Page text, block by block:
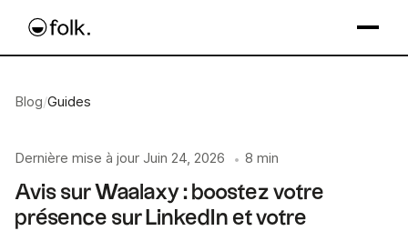
Blog/Guides
Dernière mise à jour Juin 24, 2026 • 8 min
Avis sur Waalaxy : boostez votre
présence sur LinkedIn et votre